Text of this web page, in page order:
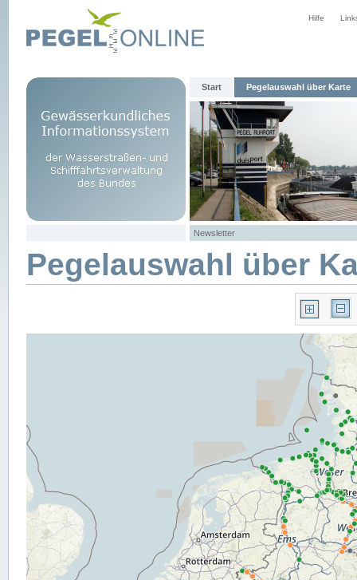
Hilfe
Start Pegelauswahl über Karte
Newsletter
Pegelauswahl über